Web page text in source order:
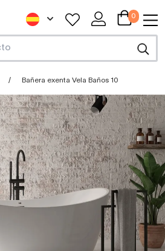
0
Bañera exenta Vela Baños 10